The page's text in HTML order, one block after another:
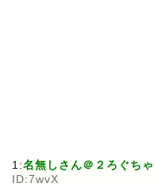
1:名無しさん＠２ろぐち
ID:7wvX